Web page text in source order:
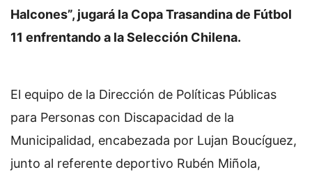
Halcones”, jugará la Copa Trasandina de Fútbol
11 enfrentando a la Selección Chilena.
El equipo de la Dirección de Políticas Públicas
para Personas con Discapacidad de la
Municipalidad, encabezada por Lujan Boucíguez,
junto al referente deportivo Rubén Miñola,